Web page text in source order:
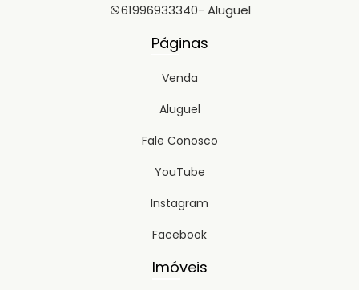
61996933340- Aluguel
Páginas
Venda
Aluguel
Fale Conosco
YouTube
Instagram
Facebook
Imóveis